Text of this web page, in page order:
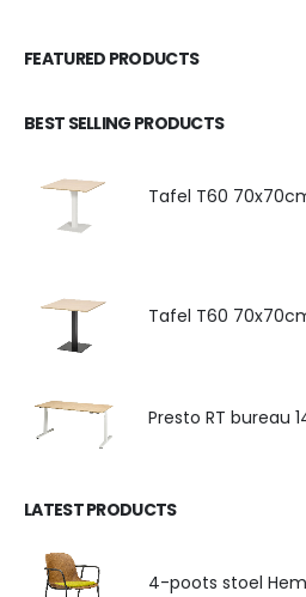
FEATURED PRODUCTS
BEST SELLING PRODUCTS
Tafel T60
Tafel T60
Presto RT bureau
LATEST PRODUCTS
4-poots stoel